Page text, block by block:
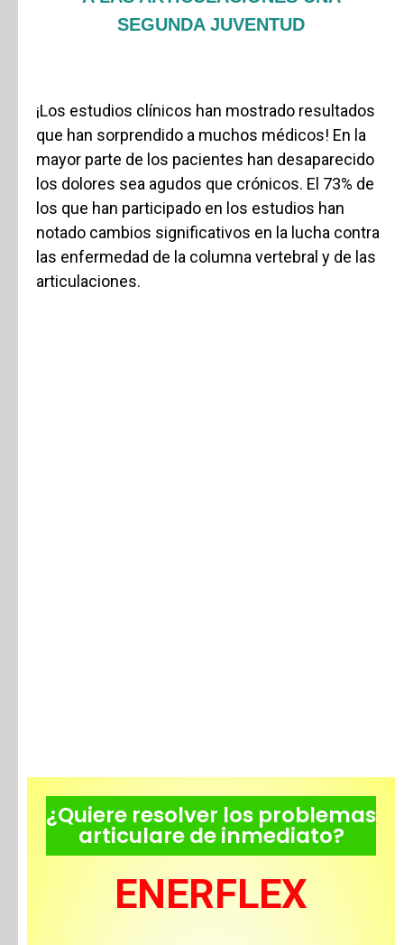
SEGUNDA JUVENTUD
¡Los estudios clínicos han mostrado resultados
que han sorprendido a muchos médicos! En la
mayor parte de los pacientes han desaparecido
los dolores sea agudos que crónicos. El 73% de
los que han participado en los estudios han
notado cambios significativos en la lucha contra
las enfermedad de la columna vertebral y de las
articulaciones.
¿Quiere resolver los problemas
articulare de inmediato?
ENERFLEX